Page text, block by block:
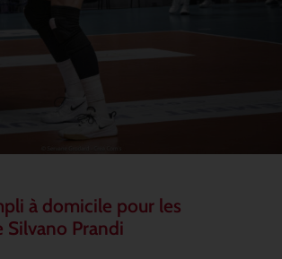
à domicile pour les
Silvano Prandi